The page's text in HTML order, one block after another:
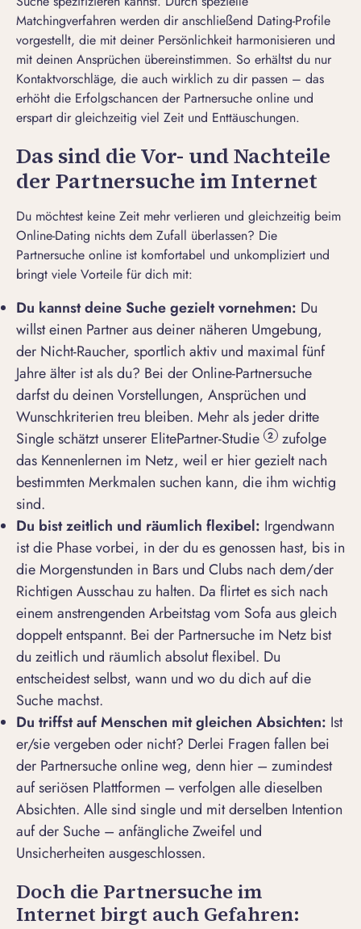
Matchingverfahren werden dir anschließend Dating-Profile
vorgestellt, die mit deiner Persönlichkeit harmonisieren und
mit deinen Ansprüchen übereinstimmen. So erhältst du nur
Kontaktvorschläge, die auch wirklich zu dir passen – das
erhöht die Erfolgschancen der Partnersuche online und
erspart dir gleichzeitig viel Zeit und Enttäuschungen.
Das sind die Vor- und Nachteile
der Partnersuche im Internet
Du möchtest keine Zeit mehr verlieren und gleichzeitig beim
Online-Dating nichts dem Zufall überlassen? Die
Partnersuche online ist komfortabel und unkompliziert und
bringt viele Vorteile für dich mit:
Du kannst deine Suche gezielt vornehmen: Du
willst einen Partner aus deiner näheren Umgebung,
der Nicht-Raucher, sportlich aktiv und maximal fünf
Jahre älter ist als du? Bei der Online-Partnersuche
darfst du deinen Vorstellungen, Ansprüchen und
Wunschkriterien treu bleiben. Mehr als jeder dritte
Single schätzt unserer ElitePartner-Studie
2 zufolge
das Kennenlernen im Netz, weil er hier gezielt nach
bestimmten Merkmalen suchen kann, die ihm wichtig
sind.
Du bist zeitlich und räumlich flexibel: Irgendwann
ist die Phase vorbei, in der du es genossen hast, bis in
die Morgenstunden in Bars und Clubs nach dem/der
Richtigen Ausschau zu halten. Da flirtet es sich nach
einem anstrengenden Arbeitstag vom Sofa aus gleich
doppelt entspannt. Bei der Partnersuche im Netz bist
du zeitlich und räumlich absolut flexibel. Du
entscheidest selbst, wann und wo du dich auf die
Suche machst.
Du triffst auf Menschen mit gleichen Absichten: Ist
er/sie vergeben oder nicht? Derlei Fragen fallen bei
der Partnersuche online weg, denn hier – zumindest
auf seriösen Plattformen – verfolgen alle dieselben
Absichten. Alle sind single und mit derselben Intention
auf der Suche – anfängliche Zweifel und
Unsicherheiten ausgeschlossen.
Doch die Partnersuche im
Internet birgt auch Gefahren: